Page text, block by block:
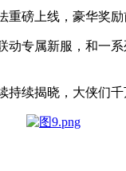
重磅上线，豪华奖励
动专属新服，和一系
持续揭晓，大侠们千